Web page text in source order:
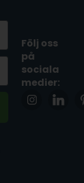
Följ oss
på
sociala
medier: